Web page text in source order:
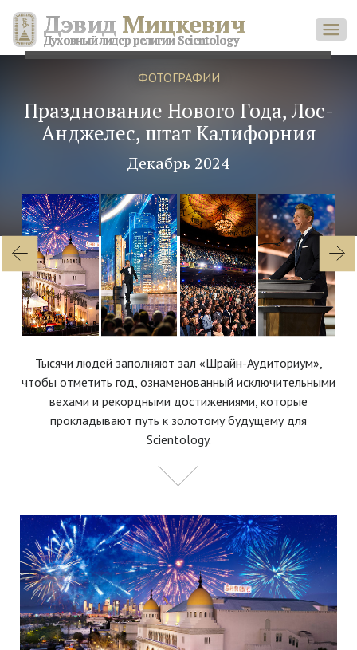
Дэвид Мицкевич
Духовный лидер религии Scientology
ФОТОГРАФИИ
Празднование Нового Года, Лос-
Анджелес, штат Калифорния
Декабрь 2024
Тысячи людей заполняют зал «Шрайн-Аудиториум»,
чтобы отметить год, ознаменованный исключительными
вехами и рекордными достижениями, которые
прокладывают путь к золотому будущему для
Scientology.